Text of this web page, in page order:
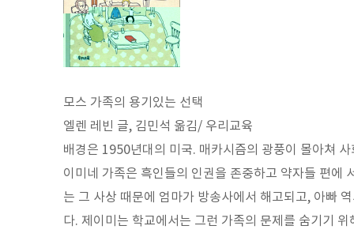
모스 가족의 용기있는 선택
엘렌 레빈 글, 김민석 옮김/ 우리교육
배경은 1950년대의 미국. 매카시즘의 광풍이 몰아쳐
이미네 가족은 흑인들의 인권을 존중하고 약자들 편에
는 그 사상 때문에 엄마가 방송사에서 해고되고, 아빠
다. 제이미는 학교에서는 그런 가족의 문제를 숨기기